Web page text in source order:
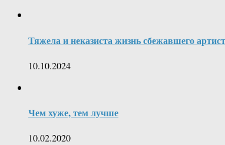
Тяжела и неказиста жизнь сбежавшего
10.10.2024
Чем хуже, тем лучше
10.02.2020